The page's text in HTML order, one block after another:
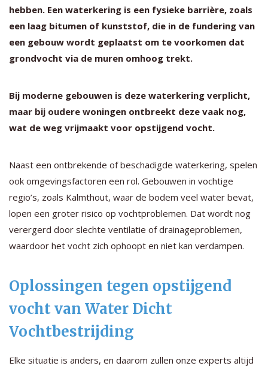
hebben. Een waterkering is een fysieke barrière, zoals
een laag bitumen of kunststof, die in de fundering van
een gebouw wordt geplaatst om te voorkomen dat
grondvocht via de muren omhoog trekt.
Bij moderne gebouwen is deze waterkering verplicht,
maar bij oudere woningen ontbreekt deze vaak nog,
wat de weg vrijmaakt voor opstijgend vocht.
Naast een ontbrekende of beschadigde waterkering, spelen
ook omgevingsfactoren een rol. Gebouwen in vochtige
regio’s, zoals Kalmthout, waar de bodem veel water bevat,
lopen een groter risico op vochtproblemen. Dat wordt nog
verergerd door slechte ventilatie of drainageproblemen,
waardoor het vocht zich ophoopt en niet kan verdampen.
Oplossingen tegen opstijgend
vocht van Water Dicht
Vochtbestrijding
Elke situatie is anders, en daarom zullen onze experts altijd